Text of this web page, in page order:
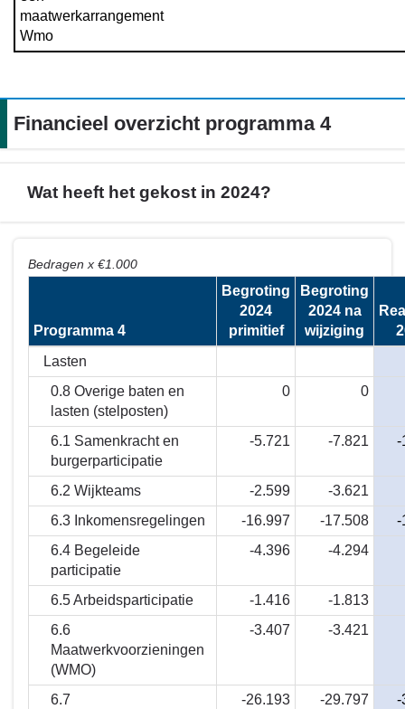
maatwerkarrangement
Wmo
Financieel overzicht programma 4
Wat heeft het gekost in 2024?
Financieel
overzicht
programma
gekost
Bedragen x €1.000
Programma 4
Begroting
2024
primitief
Begroting
2024 na
wijziging
Lasten
0.8 Overige baten en
lasten (stelposten)
0 0
6.1 Samenkracht en
burgerparticipatie
-5.721 -7.821 -
6.2 Wijkteams -2.599
-3.621
6.3 Inkomensregelingen
-16.997 -17.508
-
6.4 Begeleide
participatie
-4.396 -4.294
6.5 Arbeidsparticipatie -1.416
-1.813
6.6
Maatwerkvoorzieningen
(WMO)
-3.407 -3.421
6.7
-26.193 -29.797 -